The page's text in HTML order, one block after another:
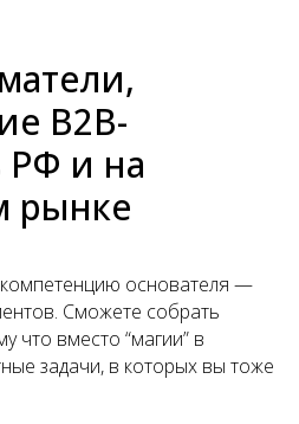
B2B-
РФ и на
рынке
основателя —
Сможете собрать
что вместо “магии” в
задачи, в которых вы тоже